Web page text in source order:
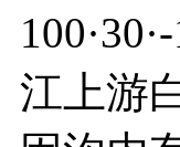
江上游